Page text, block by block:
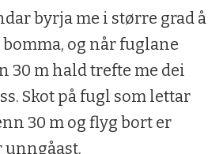
byrja me i større grad å
og når fuglane
30 m hald trefte me dei
Skot på fugl som lettar
30 m og flyg bort er
unngåast.